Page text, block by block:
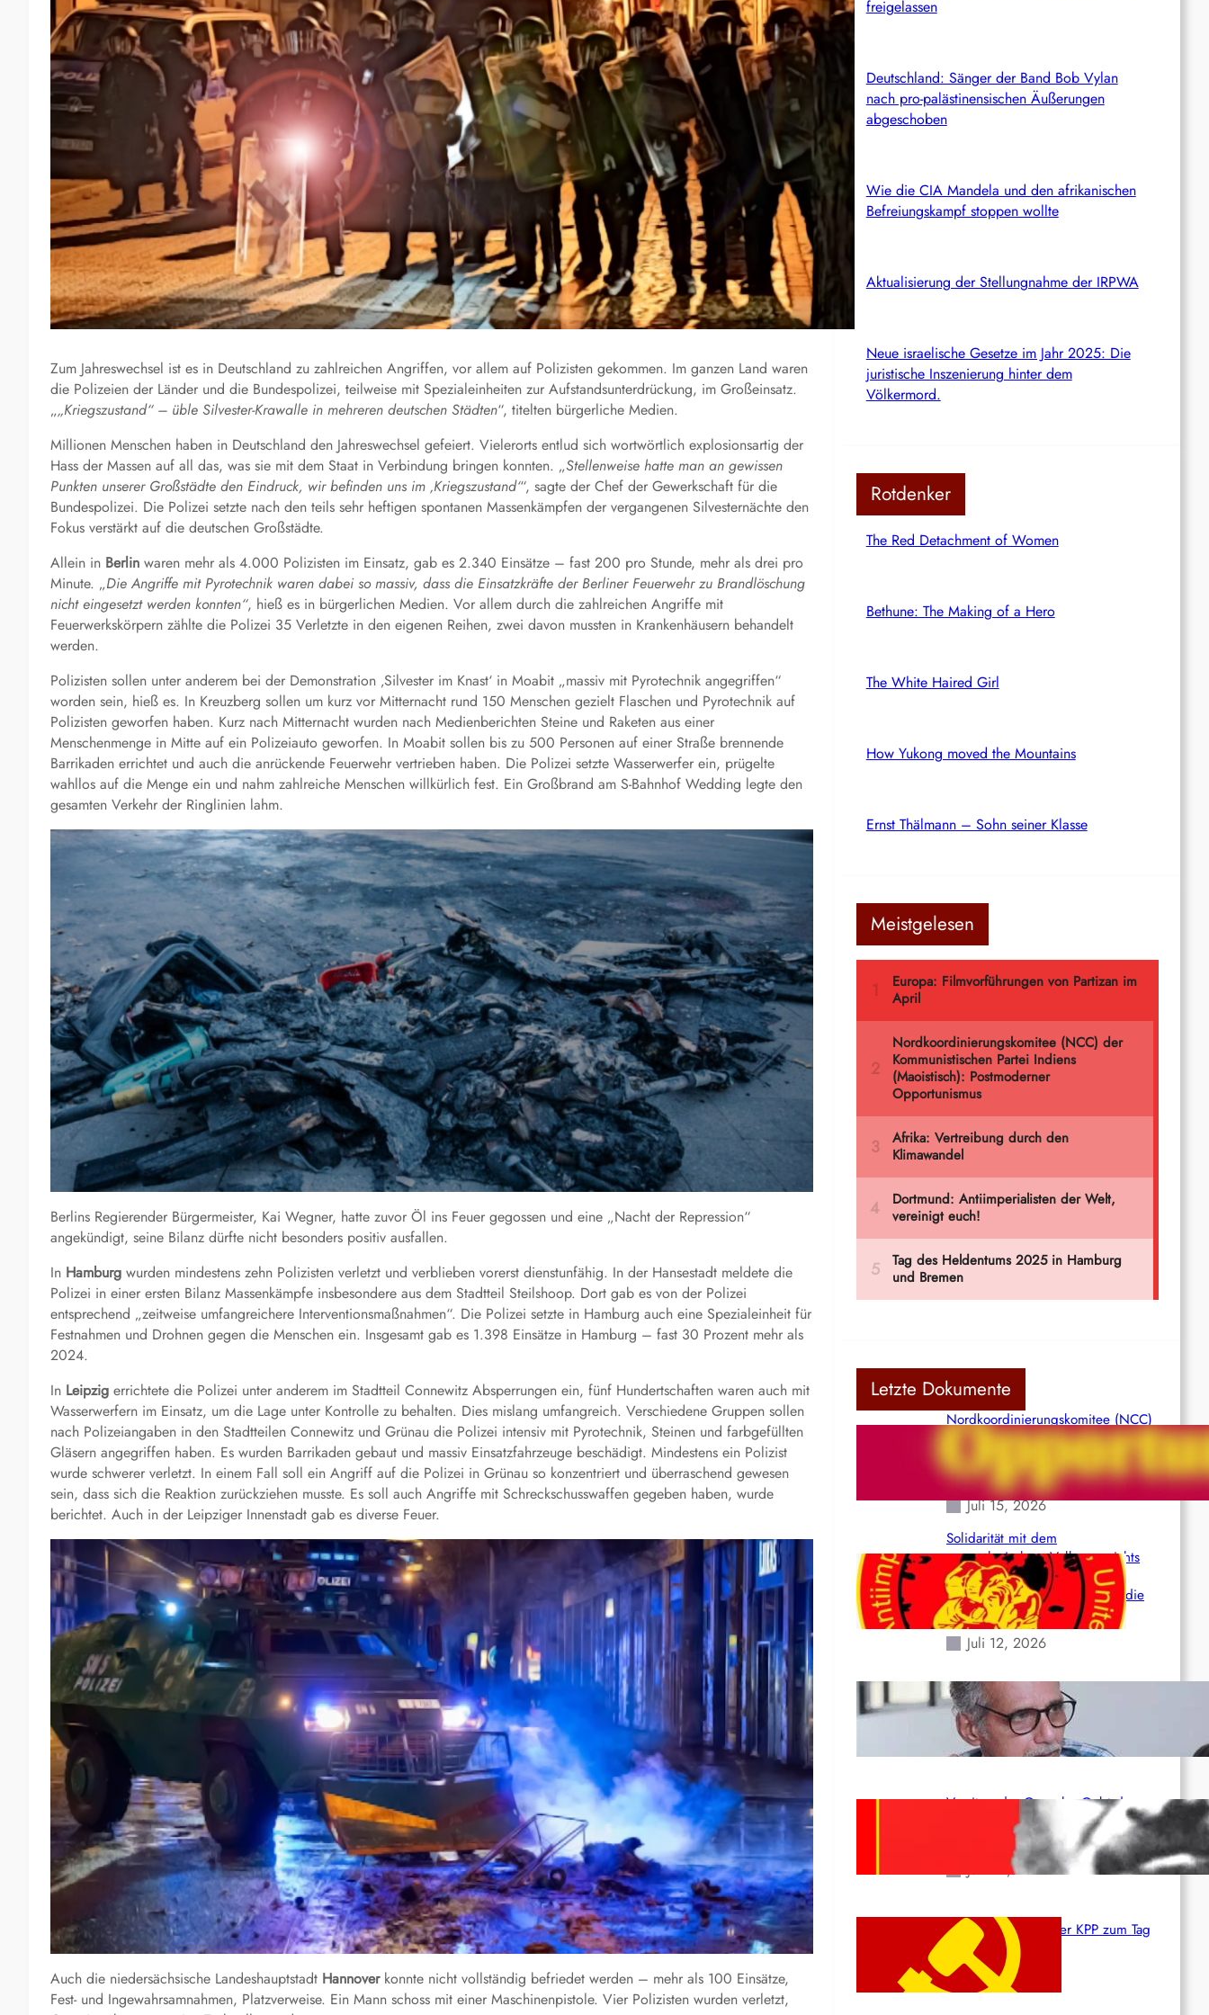
Zum Jahreswechsel ist es in Deutschland zu zahlreichen Angriffen, vor allem auf Polizisten gekommen. Im ganzen Land waren
die Polizeien der Länder und die Bundespolizei, teilweise mit Spezialeinheiten zur Aufstandsunterdrückung, im Großeinsatz.
„„Kriegszustand“ – üble Silvester-Krawalle in mehreren deutschen Städten“, titelten bürgerliche Medien.
Millionen Menschen haben in Deutschland den Jahreswechsel gefeiert. Vielerorts entlud sich wortwörtlich explosionsartig der
Hass der Massen auf all das, was sie mit dem Staat in Verbindung bringen konnten. „Stellenweise hatte man an gewissen
Punkten unserer Großstädte den Eindruck, wir befinden uns im ‚Kriegszustand‘“, sagte der Chef der Gewerkschaft für die
Bundespolizei. Die Polizei setzte nach den teils sehr heftigen spontanen Massenkämpfen der vergangenen Silvesternächte den
Fokus verstärkt auf die deutschen Großstädte.
Allein in Berlin waren mehr als 4.000 Polizisten im Einsatz, gab es 2.340 Einsätze – fast 200 pro Stunde, mehr als drei pro
Minute. „Die Angriffe mit Pyrotechnik waren dabei so massiv, dass die Einsatzkräfte der Berliner Feuerwehr zu Brandlöschung
nicht eingesetzt werden konnten“, hieß es in bürgerlichen Medien. Vor allem durch die zahlreichen Angriffe mit
Feuerwerkskörpern zählte die Polizei 35 Verletzte in den eigenen Reihen, zwei davon mussten in Krankenhäusern behandelt
werden.
Polizisten sollen unter anderem bei der Demonstration ‚Silvester im Knast‘ in Moabit „massiv mit Pyrotechnik angegriffen“
worden sein, hieß es. In Kreuzberg sollen um kurz vor Mitternacht rund 150 Menschen gezielt Flaschen und Pyrotechnik auf
Polizisten geworfen haben. Kurz nach Mitternacht wurden nach Medienberichten Steine und Raketen aus einer
Menschenmenge in Mitte auf ein Polizeiauto geworfen. In Moabit sollen bis zu 500 Personen auf einer Straße brennende
Barrikaden errichtet und auch die anrückende Feuerwehr vertrieben haben. Die Polizei setzte Wasserwerfer ein, prügelte
wahllos auf die Menge ein und nahm zahlreiche Menschen willkürlich fest. Ein Großbrand am S-Bahnhof Wedding legte den
gesamten Verkehr der Ringlinien lahm.
Berlins Regierender Bürgermeister, Kai Wegner, hatte zuvor Öl ins Feuer gegossen und eine „Nacht der Repression“
angekündigt, seine Bilanz dürfte nicht besonders positiv ausfallen.
In Hamburg wurden mindestens zehn Polizisten verletzt und verblieben vorerst dienstunfähig. In der Hansestadt meldete die
Polizei in einer ersten Bilanz Massenkämpfe insbesondere aus dem Stadtteil Steilshoop. Dort gab es von der Polizei
entsprechend „zeitweise umfangreichere Interventionsmaßnahmen“. Die Polizei setzte in Hamburg auch eine Spezialeinheit für
Festnahmen und Drohnen gegen die Menschen ein. Insgesamt gab es 1.398 Einsätze in Hamburg – fast 30 Prozent mehr als
2024.
In Leipzig errichtete die Polizei unter anderem im Stadtteil Connewitz Absperrungen ein, fünf Hundertschaften waren auch mit
Wasserwerfern im Einsatz, um die Lage unter Kontrolle zu behalten. Dies mislang umfangreich. Verschiedene Gruppen sollen
nach Polizeiangaben in den Stadtteilen Connewitz und Grünau die Polizei intensiv mit Pyrotechnik, Steinen und farbgefüllten
Gläsern angegriffen haben. Es wurden Barrikaden gebaut und massiv Einsatzfahrzeuge beschädigt. Mindestens ein Polizist
wurde schwerer verletzt. In einem Fall soll ein Angriff auf die Polizei in Grünau so konzentriert und überraschend gewesen
sein, dass sich die Reaktion zurückziehen musste. Es soll auch Angriffe mit Schreckschusswaffen gegeben haben, wurde
berichtet. Auch in der Leipziger Innenstadt gab es diverse Feuer.
Auch die niedersächsische Landeshauptstadt Hannover konnte nicht vollständig befriedet werden – mehr als 100 Einsätze,
Fest- und Ingewahrsamnahmen, Platzverweise. Ein Mann schoss mit einer Maschinenpistole. Vier Polizisten wurden verletzt,
freigelassen
Deutschland: Sänger der Band Bob Vylan
nach pro-palästinensischen Äußerungen
abgeschoben
Wie die CIA Mandela und den afrikanischen
Befreiungskampf stoppen wollte
Aktualisierung der Stellungnahme der IRPWA
Neue israelische Gesetze im Jahr 2025: Die
juristische Inszenierung hinter dem
Völkermord.
Rotdenker
The Red Detachment of Women
Bethune: The Making of a Hero
The White Haired Girl
How Yukong moved the Mountains
Ernst Thälmann – Sohn seiner Klasse
Meistgelesen
Letzte Dokumente
Nordkoordinierungskomitee (NCC)
der Kommunistischen Partei Indiens
(Maoistisch): Postmoderner
Opportunismus
Juli 15, 2026
Solidarität mit dem
venezolanischem Volk angesichts
der verlorenen Leben und der
katastrophalen Situation durch die
Erdbeben des 24. Juni!
Juli 12, 2026
Indien: „Die Politik der
Kapitulation“ von K. Murali (Ajith)
Juli 1, 2026
Vorsitzender Gonzalo: Gebt das
Leben für die Partei und die
Juni 19, 2026
Beschluss des ZK der KPP zum Tag
des Heldentums
Juni 19, 2026